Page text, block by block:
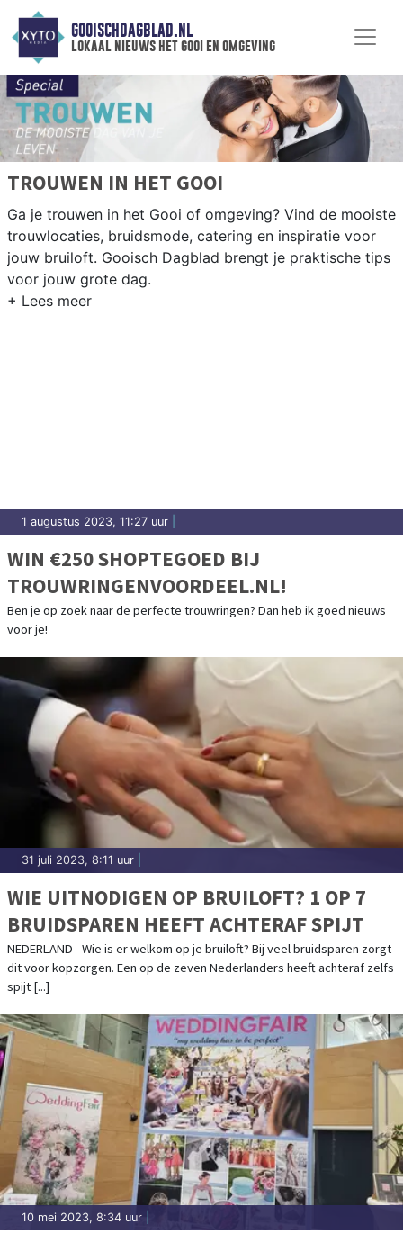
GOOISCHDAGBLAD.NL
lokaal nieuws het gooi en omgeving
TROUWEN IN HET GOOI
Ga je trouwen in het Gooi of omgeving? Vind de mooiste
trouwlocaties, bruidsmode, catering en inspiratie voor
jouw bruiloft. Gooisch Dagblad brengt je praktische tips
voor jouw grote dag.
1 augustus 2023, 11:27 uur
WIN €250 SHOPTEGOED BIJ
TROUWRINGENVOORDEEL.NL!
Ben je op zoek naar de perfecte trouwringen? Dan heb ik goed nieuws
voor je!
31 juli 2023, 8:11 uur
WIE UITNODIGEN OP BRUILOFT? 1 OP 7
BRUIDSPAREN HEEFT ACHTERAF SPIJT
NEDERLAND - Wie is er welkom op je bruiloft? Bij veel bruidsparen zorgt
dit voor kopzorgen. Een op de zeven Nederlanders heeft achteraf zelfs
spijt [...]
10 mei 2023, 8:34 uur